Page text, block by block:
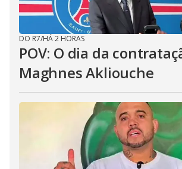
DO R7/HÁ 2 HORAS
POV: O dia da
Maghnes Akliouche